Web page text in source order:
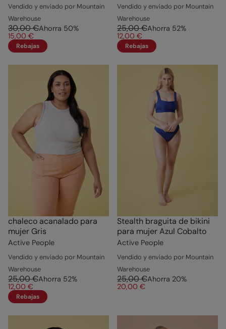
Vendido y enviado por Mountain
Warehouse
30,00 €Ahorra 50%
15,00 €
Rebajas
Vendido y enviado por Mountain
Warehouse
25,00 €Ahorra 52%
12,00 €
Rebajas
chaleco acanalado para
mujer Gris
Active People
Vendido y enviado por Mountain
Warehouse
25,00 €Ahorra 52%
12,00 €
Rebajas
Stealth braguita de bikini
para mujer Azul Cobalto
Active People
Vendido y enviado por Mountain
Warehouse
25,00 €Ahorra 20%
20,00 €